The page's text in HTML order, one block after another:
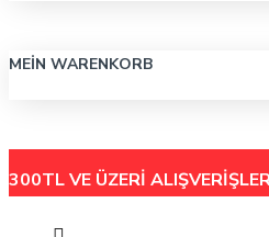
MEIN WARENKORB
300TL VE ÜZERİ